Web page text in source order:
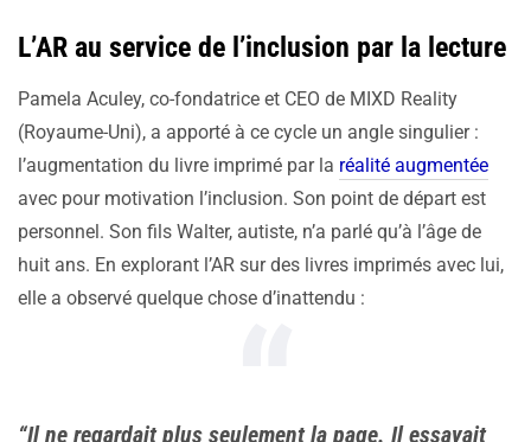
L’AR au service de l’inclusion par la lecture
Pamela Aculey, co-fondatrice et CEO de MIXD Reality
(Royaume-Uni), a apporté à ce cycle un angle singulier :
l’augmentation du livre imprimé par la réalité augmentée
avec pour motivation l’inclusion. Son point de départ est
personnel. Son fils Walter, autiste, n’a parlé qu’à l’âge de
huit ans. En explorant l’AR sur des livres imprimés avec lui,
elle a observé quelque chose d’inattendu :
“Il ne regardait plus seulement la page. Il essayait